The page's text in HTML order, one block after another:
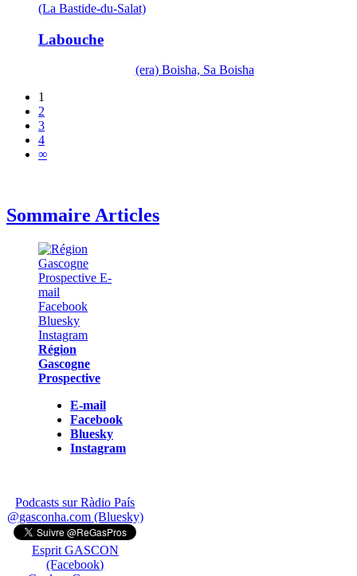
(La Bastide-du-Salat)
Labouche
(era) Boisha, Sa Boisha
1
2
3
4
∞
Sommaire Articles
Région
Gascogne
Prospective
E-mail
Facebook
Bluesky
Instagram
Podcasts sur Ràdio País
@gasconha.com (Bluesky)
Esprit GASCON
(Facebook)